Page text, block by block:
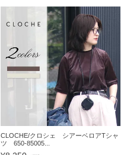
CLOCHE/クロシェ シアーベロアTシャ
ツ 650-85005...